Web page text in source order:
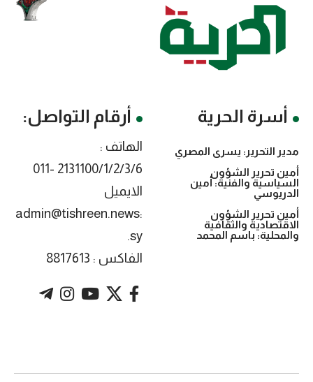
أسرة الحرية
مدير التحرير: يسرى المصري
أمين تحرير الشؤون
السياسية والفنية: أمين
الدريوسي
أمين تحرير الشؤون
الاقتصادية والثقافية
والمحلية: باسم المحمد
أرقام التواصل:
الهاتف :
2131100/1/2/3/6 -011
الايميل
:admin@tishreen.news
.sy
الفاكس : 8817613